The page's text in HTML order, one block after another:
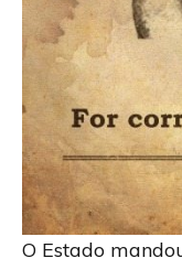
O Estado